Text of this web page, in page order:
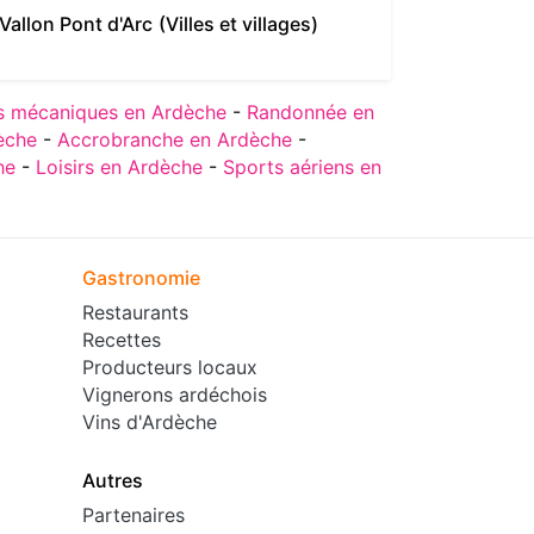
Vallon Pont d'Arc (Villes et villages)
mécaniques en Ardèche - Randonnée en
- Accrobranche en Ardèche -
- Loisirs en Ardèche - Sports aériens en
Gastronomie
Restaurants
Recettes
Producteurs locaux
Vignerons ardéchois
Vins d'Ardèche
Autres
Partenaires